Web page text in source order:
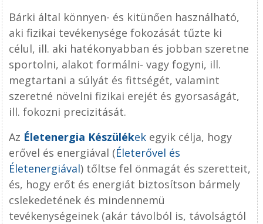
Bárki által könnyen- és kitünően használható,
aki fizikai tevékenysége fokozását tűzte ki
célul, ill. aki hatékonyabban és jobban szeretne
sportolni, alakot formálni- vagy fogyni, ill.
megtartani a súlyát és fittségét, valamint
szeretné növelni fizikai erejét és gyorsaságát,
ill. fokozni precizitását.
Az Életenergia Készülékek egyik célja, hogy
erővel és energiával (Életerővel és
Életenergiával) tőltse fel önmagát és szeretteit,
és, hogy erőt és energiát biztosítson bármely
cslekedetének és mindennemü
tevékenységeinek (akár távolból is, távolságtól